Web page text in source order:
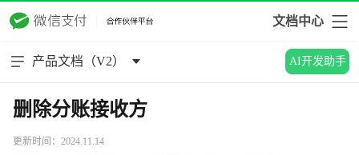
文档中心
产品文档（V2） AI开发助手
删除分账接收方
更新时间：2024.11.14